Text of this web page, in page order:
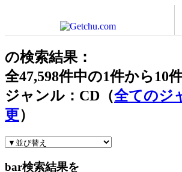
の検索結果：
全47,598件中の1件から10
ジャンル：CD（全てのジ
更）
bar検索結果を